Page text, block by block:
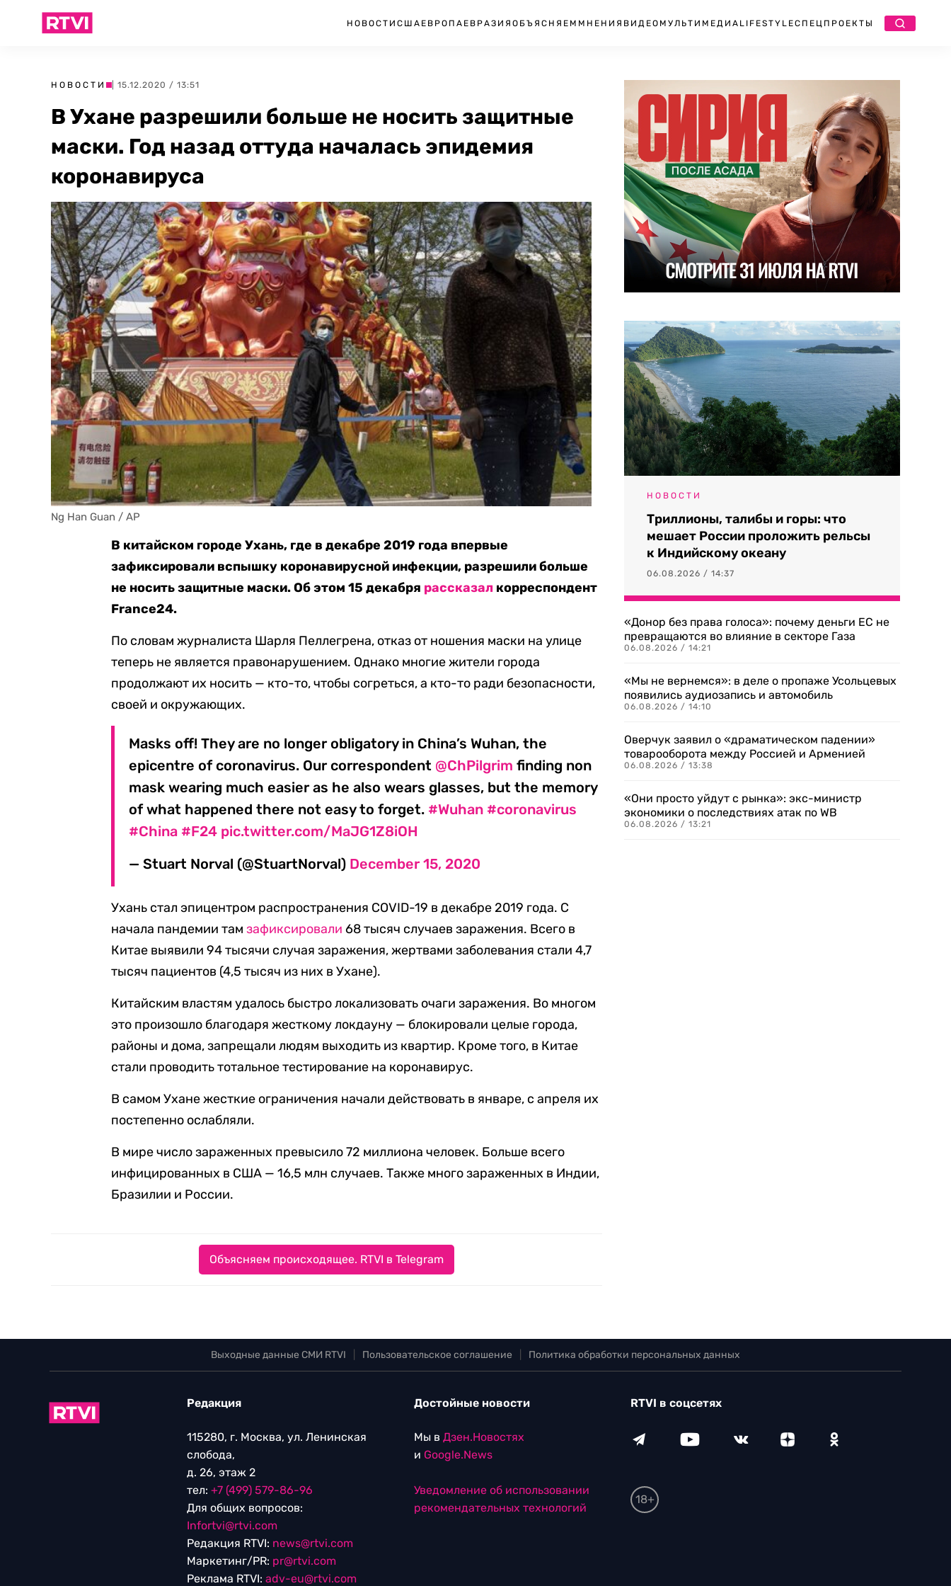
НОВОСТИ США ЕВРОПА ЕВРАЗИЯ ОБЪЯСНЯЕМ МНЕНИЯ ВИДЕО МУЛЬТИМЕДИА LIFESTYLEСПЕЦПРОЕКТЫ
НОВОСТИ | 15.12.2020 / 13:51
В Ухане разрешили больше не носить защитные
маски. Год назад оттуда началась эпидемия
коронавируса
Ng Han Guan / AP
В китайском городе Ухань, где в декабре 2019 года впервые
зафиксировали вспышку коронавирусной инфекции, разрешили больше
не носить защитные маски. Об этом 15 декабря рассказал корреспондент
France24.
По словам журналиста Шарля Пеллегрена, отказ от ношения маски на улице
теперь не является правонарушением. Однако многие жители города
продолжают их носить — кто-то, чтобы согреться, а кто-то ради безопасности,
своей и окружающих.
Masks off! They are no longer obligatory in China’s Wuhan, the
epicentre of coronavirus. Our correspondent @ChPilgrim finding non
mask wearing much easier as he also wears glasses, but the memory
of what happened there not easy to forget. #Wuhan #coronavirus
#China #F24 pic.twitter.com/MaJG1Z8iOH
— Stuart Norval (@StuartNorval) December 15, 2020
Ухань стал эпицентром распространения COVID-19 в декабре 2019 года. С
начала пандемии тамзафиксировали 68 тысяч случаев заражения. Всего в
Китае выявили 94 тысячи случая заражения, жертвами заболевания стали 4,7
тысяч пациентов (4,5 тысяч из них в Ухане).
Китайским властям удалось быстро локализовать очаги заражения. Во многом
это произошло благодаря жесткому локдауну — блокировали целые города,
районы и дома, запрещали людям выходить из квартир. Кроме того, в Китае
стали проводить тотальное тестирование на коронавирус.
В самом Ухане жесткие ограничения начали действовать в январе, с апреля их
постепенно ослабляли.
В мире число зараженных превысило 72 миллиона человек. Больше всего
инфицированных в США — 16,5 млн случаев. Также много зараженных в Индии,
Бразилии и России.
Объясняем происходящее. RTVI в Telegram
НОВОСТИ
Триллионы, талибы и горы: что
мешает России проложить рельсы
к Индийскому океану
06.08.2026 / 14:37
«Донор без права голоса»: почему деньги ЕС не
превращаются во влияние в секторе Газа
06.08.2026 / 14:21
«Мы не вернемся»: в деле о пропаже Усольцевых
появились аудиозапись и автомобиль
06.08.2026 / 14:10
Оверчук заявил о «драматическом падении»
товарооборота между Россией и Арменией
06.08.2026 / 13:38
«Они просто уйдут с рынка»: экс-министр
экономики о последствиях атак по WB
06.08.2026 / 13:21
Выходные данные СМИ RTVI Пользовательское соглашение Политика обработки персональных данных
Редакция
115280, г. Москва, ул. Ленинская
слобода,
д. 26, этаж 2
тел: +7 (499) 579-86-96
Для общих вопросов:
Infortvi@rtvi.com
Редакция RTVI: news@rtvi.com
Маркетинг/PR: pr@rtvi.com
Реклама RTVI: adv-eu@rtvi.com
Достойные новости
Мы в Дзен.Новостях
и Google.News
Уведомление об использовании
рекомендательных технологий
RTVI в соцсетях
18+